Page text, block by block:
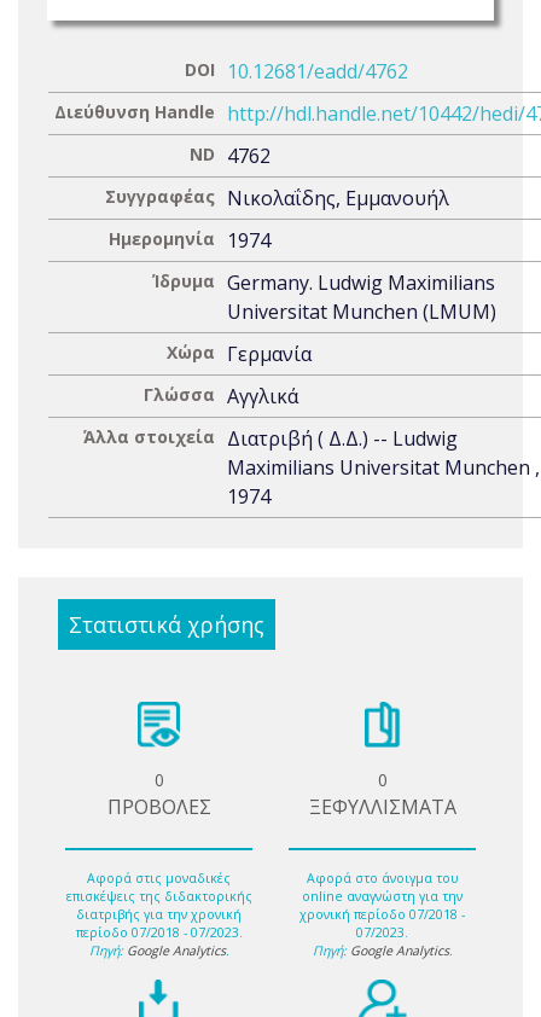
DOI 10.12681/eadd/4762
Διεύθυνση Handle http://hdl.handle.net/10442/hedi/
ND 4762
Συγγραφέας Νικολαΐδης, Εμμανουήλ
Ημερομηνία 1974
Ίδρυμα Germany. Ludwig Maximilians
Universitat Munchen (LMUM)
Χώρα Γερμανία
Γλώσσα Αγγλικά
Άλλα στοιχεία
Διατριβή ( Δ.Δ.) -- Ludwig
Maximilians Universitat Munchen ,
1974
Στατιστικά χρήσης
0
ΠΡΟΒΟΛΕΣ
Αφορά στις μοναδικές
επισκέψεις της διδακτορικής
διατριβής για την χρονική
περίοδο 07/2018 - 07/2023.
Πηγή: Google Analytics.
0
ΞΕΦΥΛΛΙΣΜΑΤΑ
Αφορά στο άνοιγμα του
online αναγνώστη για την
χρονική περίοδο 07/2018 -
07/2023.
Πηγή: Google Analytics.